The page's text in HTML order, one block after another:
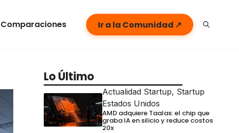
Comparaciones Ir a la Comunidad ↗
Lo Último
Actualidad Startup, Startup
Estados Unidos
AMD adquiere Taalas: el chip que
graba IA en silicio y reduce costos
20x